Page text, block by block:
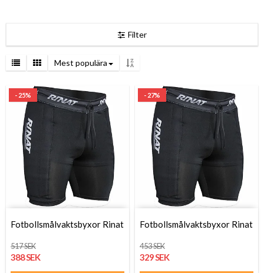
Filter
Mest populära
- 25%
Fotbollsmålvaktsbyxor Rinat
517 SEK
388 SEK
- 27%
Fotbollsmålvaktsbyxor Rinat
453 SEK
329 SEK